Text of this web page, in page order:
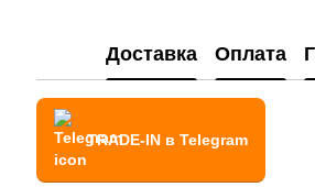
Доставка Оплата
TRADE-IN в Telegram